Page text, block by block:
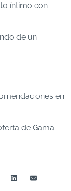
íntimo con
de un
en
de Gama